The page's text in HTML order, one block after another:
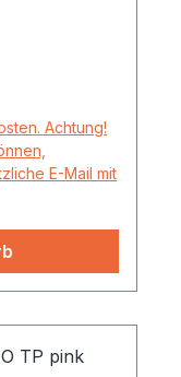
Achtung!
E-Mail mit